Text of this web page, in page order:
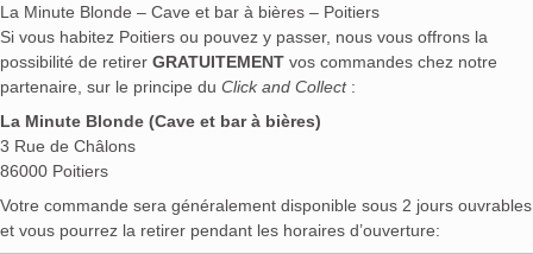
La Minute Blonde – Cave et bar à bières – Poitiers
Si vous habitez Poitiers ou pouvez y passer, nous vous offrons la
possibilité de retirer GRATUITEMENT vos commandes chez notre
partenaire, sur le principe du Click and Collect:
La Minute Blonde (Cave et bar à bières)
3 Rue de Châlons
86000 Poitiers
Votre commande sera généralement disponible sous 2 jours ouvrables
et vous pourrez la retirer pendant les horaires d’ouverture: